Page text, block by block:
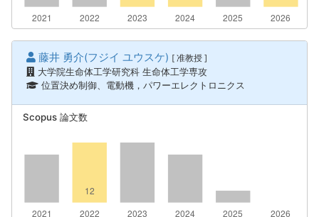
藤井 勇介(フジイ ユウスケ) [ 准教授 ]
大学院生命体工学研究科 生命体工学専攻
位置決め制御、電動機，パワーエレクトロニクス
Scopus 論文数